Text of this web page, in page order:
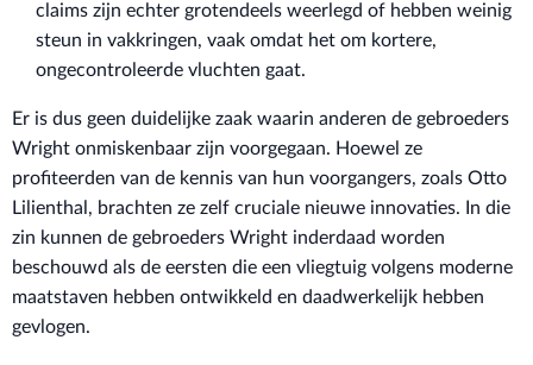
claims zijn echter grotendeels weerlegd of hebben weinig
steun in vakkringen, vaak omdat het om kortere,
ongecontroleerde vluchten gaat.
Er is dus geen duidelijke zaak waarin anderen de gebroeders
Wright onmiskenbaar zijn voorgegaan. Hoewel ze
profiteerden van de kennis van hun voorgangers, zoals Otto
Lilienthal, brachten ze zelf cruciale nieuwe innovaties. In die
zin kunnen de gebroeders Wright inderdaad worden
beschouwd als de eersten die een vliegtuig volgens moderne
maatstaven hebben ontwikkeld en daadwerkelijk hebben
gevlogen.